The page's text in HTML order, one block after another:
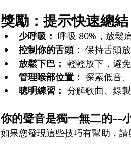
獎勵：提示快速總結
少呼吸： 呼吸 80%，放鬆
控制你的舌頭： 保持舌頭
放鬆下巴： 輕輕放下，避免
管理喉部位置： 探索低音
聰明練習： 分解歌曲、錄
你的聲音是獨一無二的——
如果您發現這些技巧有幫助，